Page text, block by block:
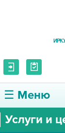
☰ Меню
О ЦЕНТРЕ
Услуги и